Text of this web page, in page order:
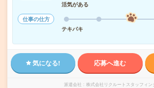
活気がある
仕事の仕方
テキパキ
気になる! 応募へ進む
派遣会社 株式会社リクルートスタッフィン